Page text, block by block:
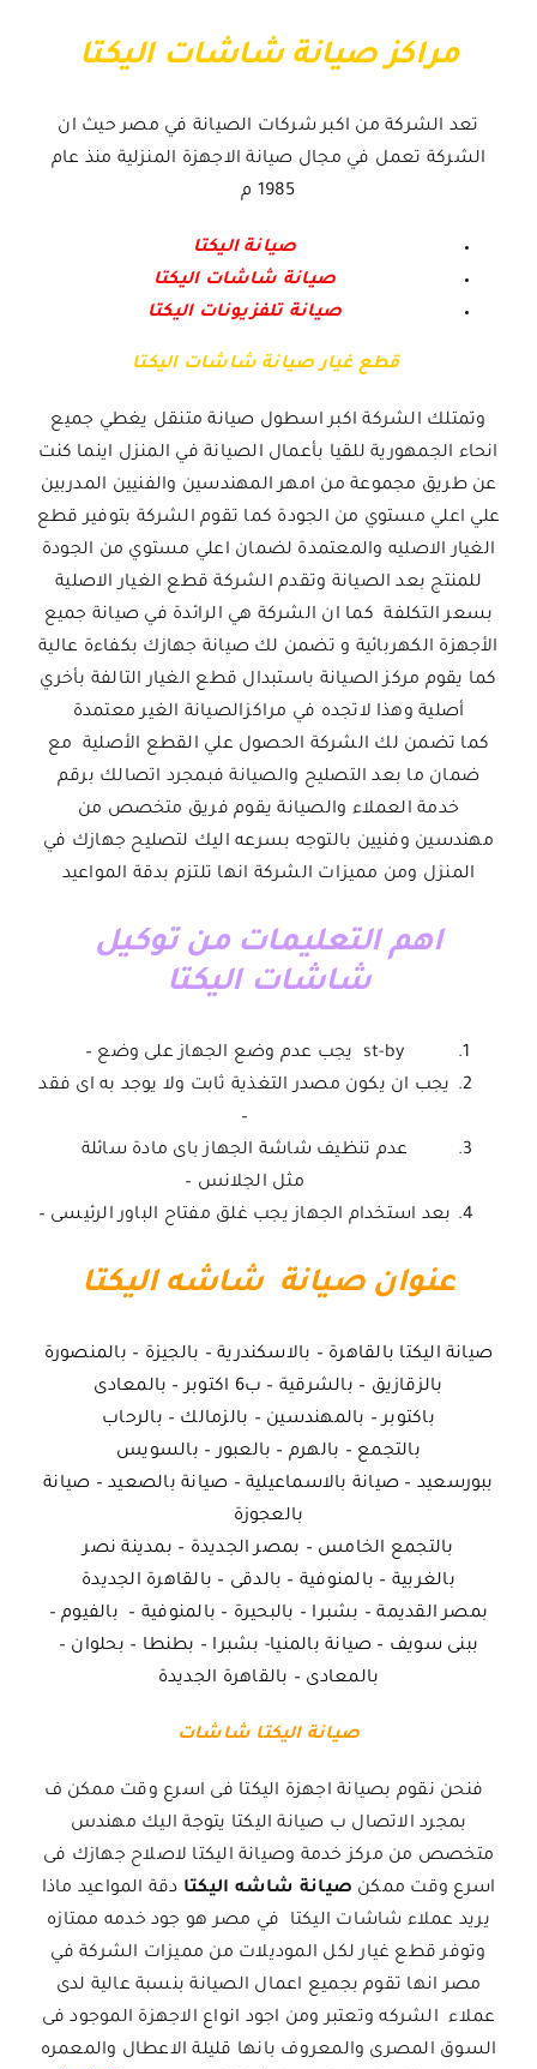
مراكز صيانة شاشات اليكتا
تعد الشركة من اكبر شركات الصيانة في مصر حيث ان
الشركة تعمل في مجال صيانة الاجهزة المنزلية منذ عام
1985 م
صيانة اليكتا
صيانة شاشات اليكتا
صيانة تلفزيونات اليكتا
قطع غيار صيانة شاشات اليكتا
وتمتلك الشركة اكبر اسطول صيانة متنقل يغطي جميع
انحاء الجمهورية للقيا بأعمال الصيانة في المنزل اينما كنت
عن طريق مجموعة من امهر المهندسين والفنيين المدربين
علي اعلي مستوي من الجودة كما تقوم الشركة بتوفير قطع
الغيار الاصليه والمعتمدة لضمان اعلي مستوي من الجودة
للمنتج بعد الصيانة وتقدم الشركة قطع الغيار الاصلية
بسعر التكلفة كما ان الشركة هي الرائدة في صيانة جميع
الأجهزة الكهربائية و تضمن لك صيانة جهازك بكفاءة عالية
كما يقوم مركز الصيانة باستبدال قطع الغيار التالفة بأخري
أصلية وهذا لاتجده في مراكزالصيانة الغير معتمدة
كما تضمن لك الشركة الحصول علي القطع الأصلية مع
ضمان ما بعد التصليح والصيانة فبمجرد اتصالك برقم
خدمة العملاء والصيانة يقوم فريق متخصص من
مهندسين وفنيين بالتوجه بسرعه اليك لتصليح جهازك في
المنزل ومن مميزات الشركة انها تلتزم بدقة المواعيد
اهم التعليمات من توكيل
شاشات اليكتا
st-by يجب عدم وضع الجهاز على وضع –
يجب ان يكون مصدر التغذية ثابت ولا يوجد به اى فقد
–
عدم تنظيف شاشة الجهاز باى مادة سائلة
مثل الجلانس –
بعد استخدام الجهاز يجب غلق مفتاح الباور الرئيسى –
عنوان صيانة شاشه اليكتا
صيانة اليكتا بالقاهرة – بالاسكندرية – بالجيزة – بالمنصورة
بالزقازيق – بالشرقية – ب6 اكتوبر – بالمعادى
باكتوبر – بالمهندسين – بالزمالك – بالرحاب
بالتجمع – بالهرم – بالعبور – بالسويس
ببورسعيد – صيانة بالاسماعيلية – صيانة بالصعيد – صيانة
بالعجوزة
بالتجمع الخامس – بمصر الجديدة – بمدينة نصر
بالغربية – بالمنوفية – بالدقى – بالقاهرة الجديدة
بمصر القديمة – بشبرا – بالبحيرة – بالمنوفية – بالفيوم –
ببنى سويف – صيانة بالمنيا- بشبرا – بطنطا – بحلوان –
بالمعادى – بالقاهرة الجديدة
صيانة اليكتا شاشات
فنحن نقوم بصيانة اجهزة اليكتا فى اسرع وقت ممكن ف
بمجرد الاتصال ب صيانة اليكتا يتوجة اليك مهندس
متخصص من مركز خدمة وصيانة اليكتا لاصلاح جهازك فى
اسرع وقت ممكن صيانة شاشه اليكتا دقة المواعيد ماذا
يريد عملاء شاشات اليكتا في مصر هو جود خدمه ممتازه
وتوفر قطع غيار لكل الموديلات من مميزات الشركة في
مصر انها تقوم بجميع اعمال الصيانة بنسبة عالية لدى
عملاء الشركه وتعتبر ومن اجود انواع الاجهزة الموجود فى
السوق المصرى والمعروف بانها قليلة الاعطال والمعمره